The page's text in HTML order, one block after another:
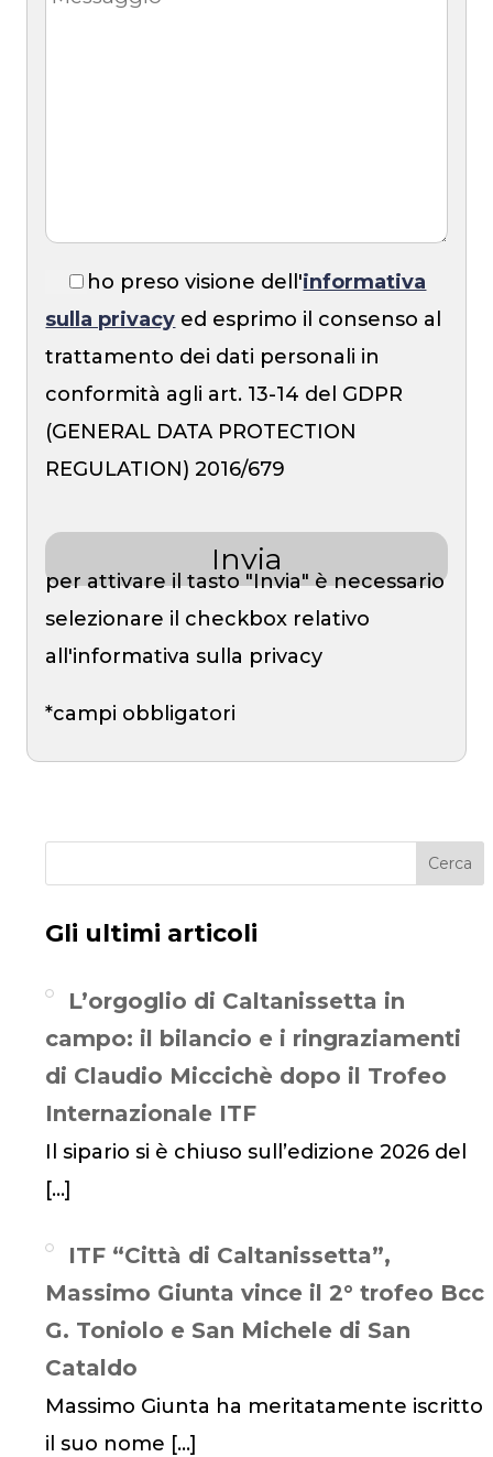
ho preso visione dell'informativa
sulla privacy ed esprimo il consenso al
trattamento dei dati personali in
conformità agli art. 13-14 del GDPR
(GENERAL DATA PROTECTION
REGULATION) 2016/679
per attivare il tasto "Invia" è necessario
selezionare il checkbox relativo
all'informativa sulla privacy
*campi obbligatori
Cerca
Gli ultimi articoli
L’orgoglio di Caltanissetta in
campo: il bilancio e i ringraziamenti
di Claudio Miccichè dopo il Trofeo
Internazionale ITF
Il sipario si è chiuso sull’edizione 2026 del
[…]
ITF “Città di Caltanissetta”,
Massimo Giunta vince il 2° trofeo Bcc
G. Toniolo e San Michele di San
Cataldo
Massimo Giunta ha meritatamente iscritto
il suo nome […]